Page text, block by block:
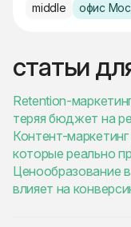
middle офис
статьи
Retention-
теряя бюджет на
Контент-
которые реально
Ценообразование
влияет на